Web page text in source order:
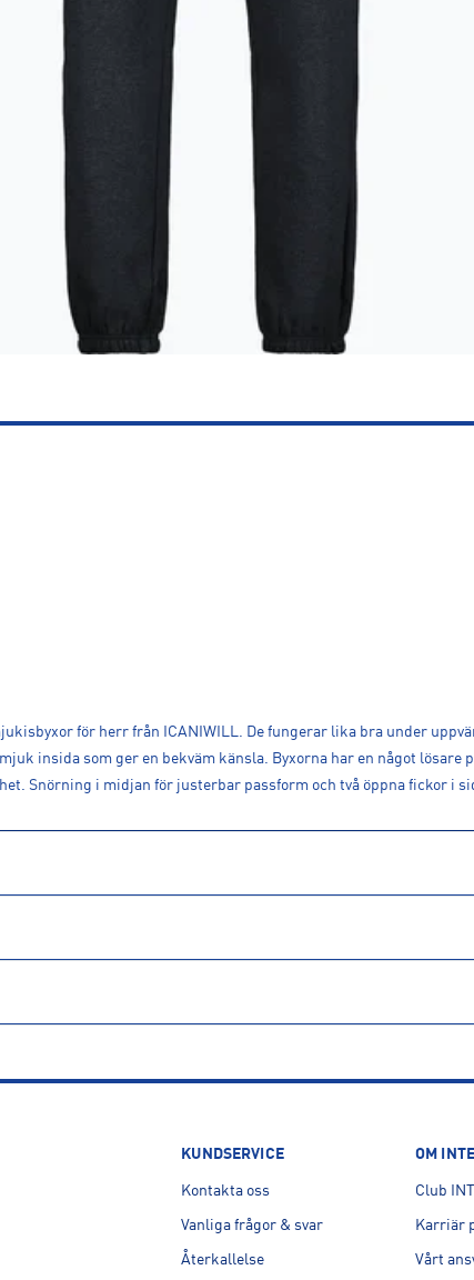
för herr från ICANIWILL. De fungerar lika bra under
insida som ger en bekväm känsla. Byxorna har en något lösare
Snörning i midjan för justerbar passform och två öppna fickor i
11364, Stockholm
KUNDSERVICE
Kontakta oss
Vanliga frågor & svar
Återkallelse
OM
Club
Karriär
Vårt